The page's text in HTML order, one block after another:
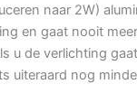
naar 2W)
en gaat nooit
u de verlichting gaat
uiteraard nog